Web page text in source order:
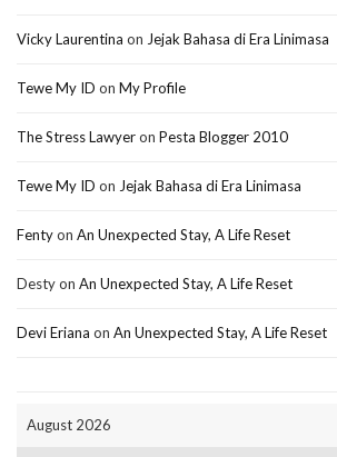
Vicky Laurentina on Jejak Bahasa di Era Linimasa
Tewe My ID on My Profile
The Stress Lawyeron Pesta Blogger 2010
Tewe My ID on Jejak Bahasa di Era Linimasa
Fentyon An Unexpected Stay, A Life Reset
Destyon An Unexpected Stay, A Life Reset
Devi Eriana on An Unexpected Stay, A Life Reset
August 2026